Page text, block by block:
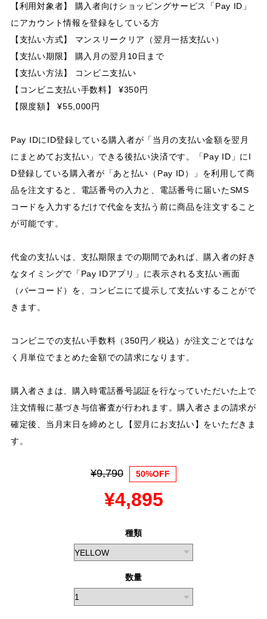
【利用対象者】 購入者向けショッピングサービス「Pay ID」
にアカウント情報を登録をしている方
【支払い方式】 マンスリークリア（翌月一括支払い）
【支払い期限】 購入月の翌月10日まで
【支払い方法】 コンビニ支払い
【コンビニ支払い手数料】 ¥350円
【限度額】 ¥55,000円
Pay IDにID登録している購入者が「当月の支払い金額を翌月
にまとめてお支払い」できる後払い決済です。「Pay ID」にI
D登録している購入者が「あと払い（Pay ID）」を利用して商
品を注文すると、電話番号の入力と、電話番号に届いたSMS
コードを入力するだけで代金を支払う前に商品を注文すること
が可能です。
代金の支払いは、支払期限までの期間であれば、購入者の好き
なタイミングで「Pay IDアプリ」に表示される支払い画面
（バーコード）を、コンビニにて提示して支払いすることがで
きます。
コンビニでの支払い手数料（350円／税込）が注文ごとではな
く月単位でまとめた金額での請求になります。
購入者さまは、購入時電話番号認証を行なっていただいた上で
注文情報に基づき与信審査が行われます。購入者さまの請求が
確定後、当月末日を締めとし【翌月にお支払い】をいただきま
す。
¥9,790 50%OFF
¥4,895
種類
数量